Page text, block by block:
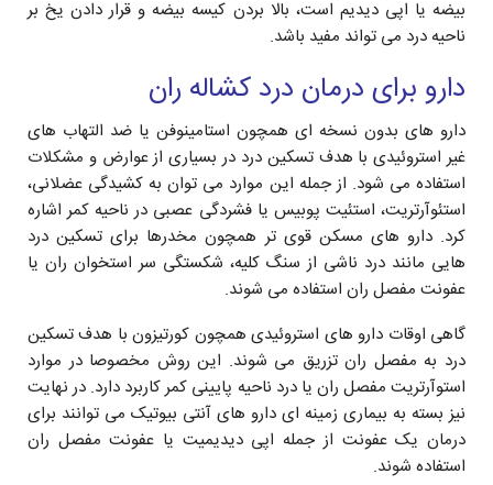
بیضه یا اپی دیدیم است، بالا بردن کیسه بیضه و قرار دادن یخ بر
ناحیه درد می تواند مفید باشد.
دارو برای درمان درد کشاله ران
دارو های بدون نسخه ای همچون استامینوفن یا ضد التهاب های
غیر استروئیدی با هدف تسکین درد در بسیاری از عوارض و مشکلات
استفاده می شود. از جمله این موارد می توان به کشیدگی عضلانی،
استئوآرتریت، استئیت پوبیس یا فشردگی عصبی در ناحیه کمر اشاره
کرد. دارو های مسکن قوی تر همچون مخدرها برای تسکین درد
هایی مانند درد ناشی از سنگ کلیه، شکستگی سر استخوان ران یا
عفونت مفصل ران استفاده می شوند.
گاهی اوقات دارو های استروئیدی همچون کورتیزون با هدف تسکین
درد به مفصل ران تزریق می شوند. این روش مخصوصا در موارد
استوآرتریت مفصل ران یا درد ناحیه پایینی کمر کاربرد دارد. در نهایت
نیز بسته به بیماری زمینه ای دارو های آنتی بیوتیک می توانند برای
درمان یک عفونت از جمله اپی دیدیمیت یا عفونت مفصل ران
استفاده شوند.